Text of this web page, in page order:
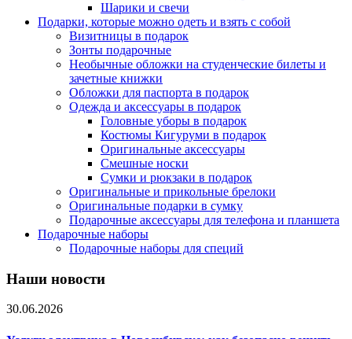
Шарики и свечи
Подарки, которые можно одеть и взять с собой
Визитницы в подарок
Зонты подарочные
Необычные обложки на студенческие билеты и
зачетные книжки
Обложки для паспорта в подарок
Одежда и аксессуары в подарок
Головные уборы в подарок
Костюмы Кигуруми в подарок
Оригинальные аксессуары
Смешные носки
Сумки и рюкзаки в подарок
Оригинальные и прикольные брелоки
Оригинальные подарки в сумку
Подарочные аксессуары для телефона и планшета
Подарочные наборы
Подарочные наборы для специй
Наши новости
30.06.2026